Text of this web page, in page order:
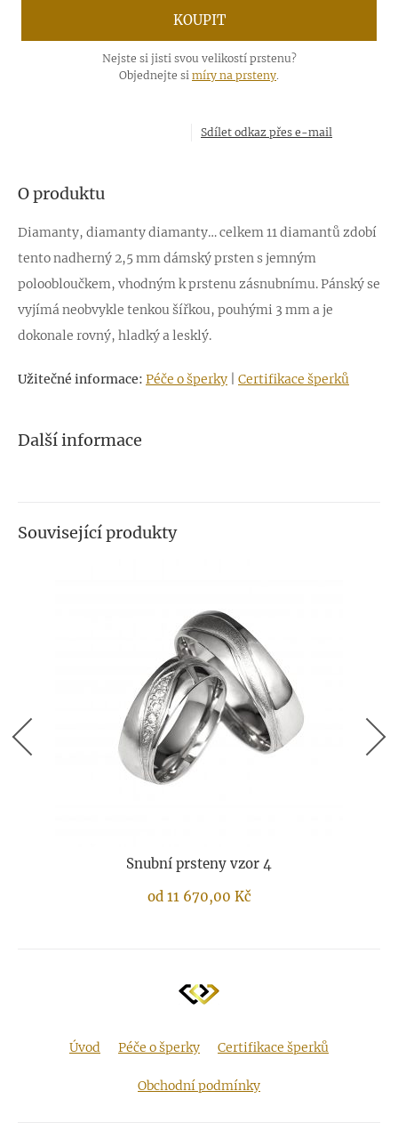
KOUPIT
Nejste si jisti svou velikostí prstenu?
Objednejte si míry na prsteny.
Sdílet odkaz přes e-mail
O produktu
Diamanty, diamanty diamanty… celkem 11 diamantů zdobí
tento nadherný 2,5 mm dámský prsten s jemným
poloobloučkem, vhodným k prstenu zásnubnímu. Pánský se
vyjímá neobvykle tenkou šířkou, pouhými 3 mm a je
dokonale rovný, hladký a lesklý.
Užitečné informace: Péče o šperky Certifikace šperků
Další informace
Související produkty
Snubní prsteny vzor 4
od 11 670,00 Kč
Úvod Péče o šperky Certifikace šperků
Obchodní podmínky